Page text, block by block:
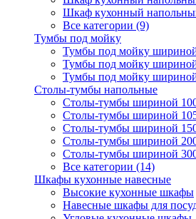
Шкаф кухонный
Все категории (9)
Тумбы под мойку
Тумбы под мойку
Тумбы под мойку
Тумбы под мойку
Столы-тумбы напольные
Столы-тумбы шириной
Столы-тумбы шириной
Столы-тумбы шириной
Столы-тумбы шириной
Столы-тумбы шириной
Все категории (14)
Шкафы кухонные навесные
Высокие кухонные шкафы
Навесные шкафы для